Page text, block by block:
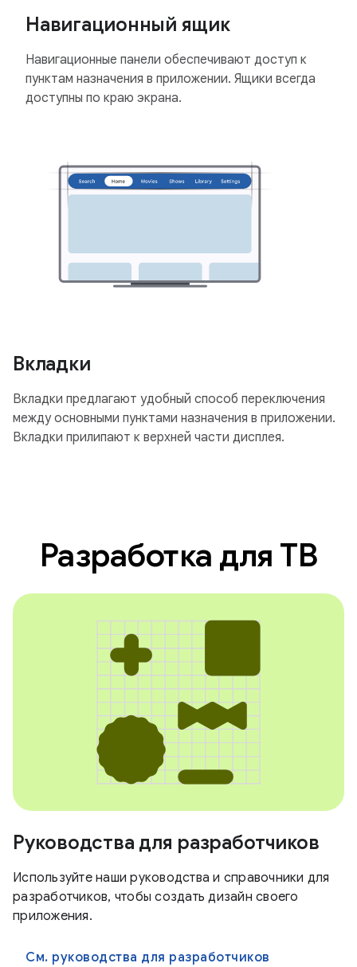
Навигационный ящик
Навигационные панели обеспечивают доступ к
пунктам назначения в приложении. Ящики всегда
доступны по краю экрана.
Вкладки
Вкладки предлагают удобный способ переключения
между основными пунктами назначения в приложении.
Вкладки прилипают к верхней части дисплея.
Разработка для ТВ
Руководства для разработчиков
Используйте наши руководства и справочники для
разработчиков, чтобы создать дизайн своего
приложения.
См. руководства для разработчиков